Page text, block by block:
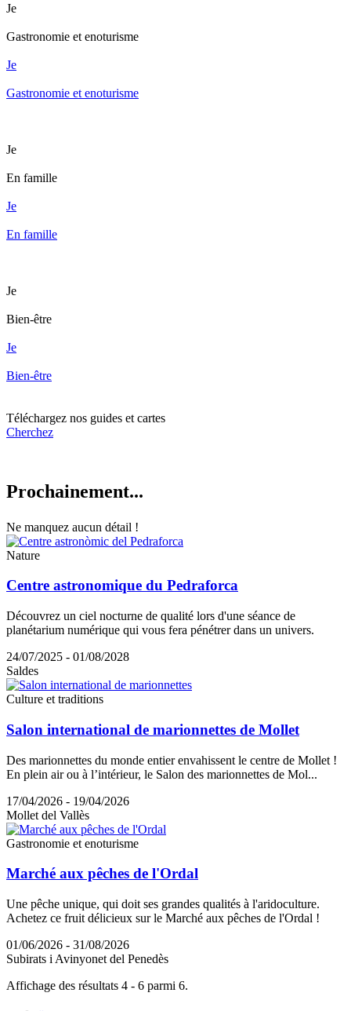
Je
Gastronomie et enoturisme
Je
Gastronomie et enoturisme
Je
En famille
Je
En famille
Je
Bien-être
Je
Bien-être
Téléchargez nos guides et cartes
Cherchez
Prochainement...
Ne manquez aucun détail !
Nature
Centre astronomique du Pedraforca
Découvrez un ciel nocturne de qualité lors d'une séance de
planétarium numérique qui vous fera pénétrer dans un univers.
24/07/2025 - 01/08/2028
Saldes
Culture et traditions
Salon international de marionnettes de Mollet
Des marionnettes du monde entier envahissent le centre de Mollet !
En plein air ou à l’intérieur, le Salon des marionnettes de Mol...
17/04/2026 - 19/04/2026
Mollet del Vallès
Gastronomie et enoturisme
Marché aux pêches de l'Ordal
Une pêche unique, qui doit ses grandes qualités à l'aridoculture.
Achetez ce fruit délicieux sur le Marché aux pêches de l'Ordal !
01/06/2026 - 31/08/2026
Subirats i Avinyonet del Penedès
Affichage des résultats 4 - 6 parmi 6.